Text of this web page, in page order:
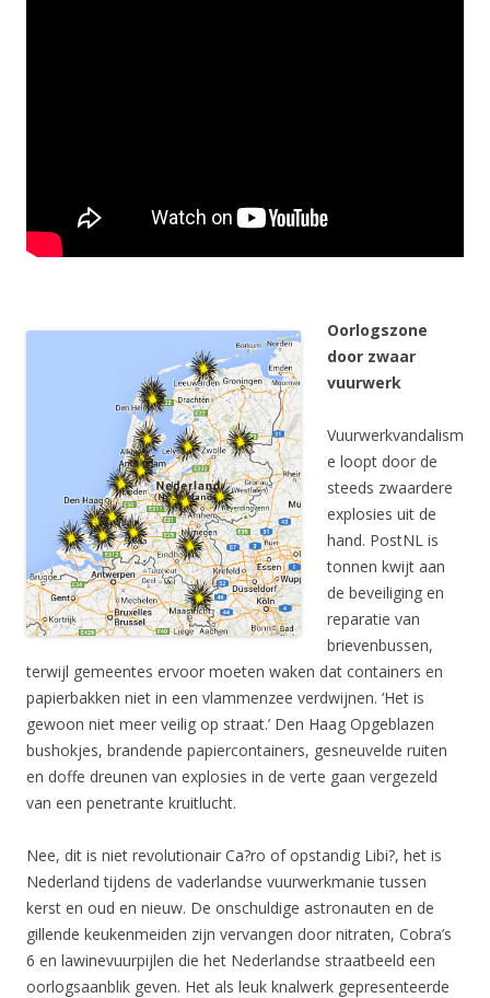
Oorlogszone
door zwaar
vuurwerk
Vuurwerkvandalism
e loopt door de
steeds zwaardere
explosies uit de
hand. PostNL is
tonnen kwijt aan
de beveiliging en
reparatie van
brievenbussen,
terwijl gemeentes ervoor moeten waken dat containers en
papierbakken niet in een vlammenzee verdwijnen. ‘Het is
gewoon niet meer veilig op straat.’ Den Haag Opgeblazen
bushokjes, brandende papiercontainers, gesneuvelde ruiten
en doffe dreunen van explosies in de verte gaan vergezeld
van een penetrante kruitlucht.
Nee, dit is niet revolutionair Ca?ro of opstandig Libi?, het is
Nederland tijdens de vaderlandse vuurwerkmanie tussen
kerst en oud en nieuw. De onschuldige astronauten en de
gillende keukenmeiden zijn vervangen door nitraten, Cobra’s
6 en lawinevuurpijlen die het Nederlandse straatbeeld een
oorlogsaanblik geven. Het als leuk knalwerk gepresenteerde